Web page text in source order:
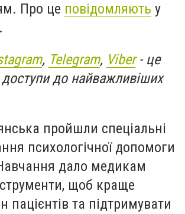
Про це повідомляють у
, Telegram, Viber- це
до найважливіших
пройшли спеціальні
психологічної допомоги
дало медикам
щоб краще
пацієнтів та підтримувати